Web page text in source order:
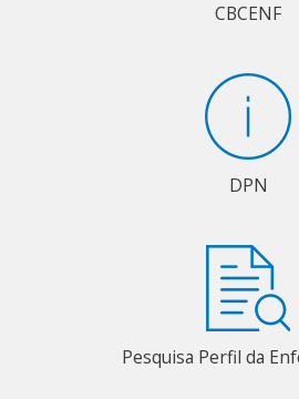
CBCENF
DPN
Pesquisa Perfil da